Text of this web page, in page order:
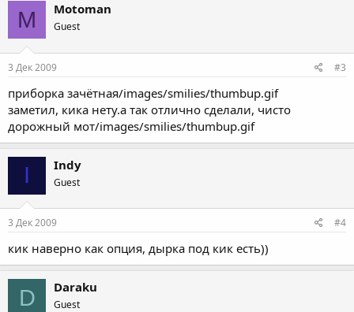
M Motoman
Guest
3 Дек 2009 #3
приборка зачётная/images/smilies/thumbup.gif
заметил, кика нету.а так отлично сделали, чисто
дорожный мот/images/smilies/thumbup.gif
I Indy
Guest
3 Дек 2009 #4
кик наверно как опция, дырка под кик есть))
D Daraku
Guest